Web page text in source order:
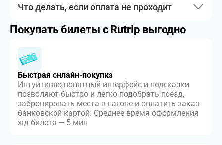
Что делать, если оплата не проходит
Покупать билеты с Rutrip выгодно
Быстрая онлайн-покупка
Интуитивно понятный интерфейс и подсказки
позволяют быстро и легко подобрать поезд,
забронировать места в вагоне и оплатить заказ
банковской картой. Среднее время оформления
жд билета — 5 мин